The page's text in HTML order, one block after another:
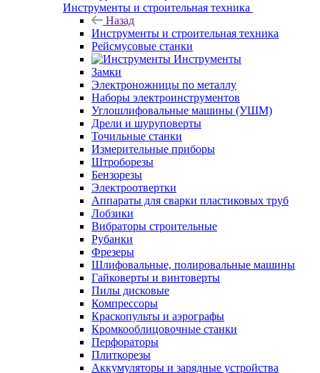
Инструменты и строительная техника
Назад
Инструменты и строительная техника
Рейсмусовые станки
Инструменты
Замки
Электроножницы по металлу
Наборы электроинструментов
Углошлифовальные машины (УШМ)
Дрели и шуруповерты
Точильные станки
Измерительные приборы
Штроборезы
Бензорезы
Электроотвертки
Аппараты для сварки пластиковых труб
Лобзики
Вибраторы строительные
Рубанки
Фрезеры
Шлифовальные, полировальные машины
Гайковерты и винтоверты
Пилы дисковые
Компрессоры
Краскопульты и аэрографы
Кромкооблицовочные станки
Перфораторы
Плиткорезы
Аккумуляторы и зарядные устройства